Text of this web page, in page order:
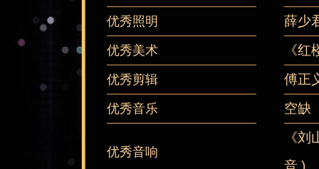
优秀照明 薛少
优秀美术 《
优秀剪辑 傅正
优秀音乐 空缺
优秀音响
《
音 )